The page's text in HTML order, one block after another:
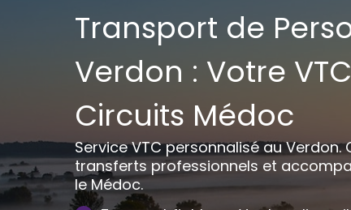
Transport de
Verdon : Votre
Circuits Médoc
Service VTC personnalisé au
transferts professionnels et
le Médoc.